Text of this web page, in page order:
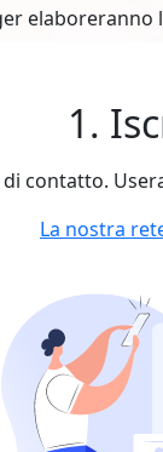
elaboreranno
1.
contatto.
La nostra